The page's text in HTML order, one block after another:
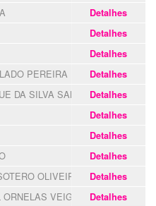
Detalhes
Detalhes
Detalhes
PEREIRA Detalhes
DA SILVA SANTOSDetalhes
Detalhes
Detalhes
Detalhes
OLIVEIRA Detalhes
VEIGA Detalhes